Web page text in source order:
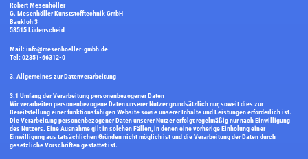
Kontakt
Robert Mesenhöller
G. Mesenhöller Kunststofftechnik GmbH
Baukloh 3
58515 Lüdenscheid
Mail: info@mesenhoeller-gmbh.de
Tel: 02351-66312-0
3. Allgemeines zur Datenverarbeitung
3.1 Umfang der Verarbeitung personenbezogener Daten
Wir verarbeiten personenbezogene Daten unserer Nutzer grundsätzlich nur, soweit dies zur
Bereitstellung einer funktionsfähigen Website sowie unserer Inhalte und Leistungen erforderlich ist.
Die Verarbeitung personenbezogener Daten unserer Nutzer erfolgt regelmäßig nur nach Einwilligung
des Nutzers. Eine Ausnahme gilt in solchen Fällen, in denen eine vorherige Einholung einer
Einwilligung aus tatsächlichen Gründen nicht möglich ist und die Verarbeitung der Daten durch
gesetzliche Vorschriften gestattet ist.